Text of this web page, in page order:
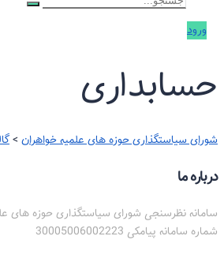
ورود
حسابداری
شورای سیاستگذاری حوزه های علمیه خواهران >
درباره ما
سامانه نظرسنجی شورای سیاستگذاری حوزه های
شماره سامانه پیامکی 30005006002223